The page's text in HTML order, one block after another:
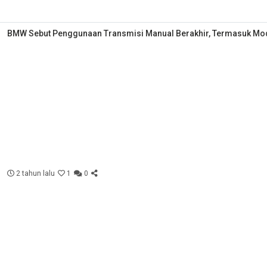
BMW Sebut Penggunaan Transmisi Manual Berakhir, Termasuk
2 tahun lalu 1 0